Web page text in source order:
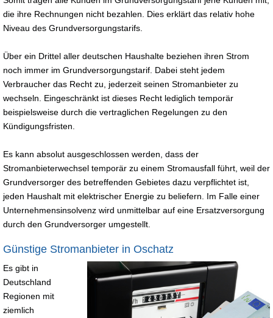
die ihre Rechnungen nicht bezahlen. Dies erklärt das relativ hohe
Niveau des Grundversorgungstarifs.
Über ein Drittel aller deutschen Haushalte beziehen ihren Strom
noch immer im Grundversorgungstarif. Dabei steht jedem
Verbraucher das Recht zu, jederzeit seinen Stromanbieter zu
wechseln. Eingeschränkt ist dieses Recht lediglich temporär
beispielsweise durch die vertraglichen Regelungen zu den
Kündigungsfristen.
Es kann absolut ausgeschlossen werden, dass der
Stromanbieterwechsel temporär zu einem Stromausfall führt, weil der
Grundversorger des betreffenden Gebietes dazu verpflichtet ist,
jeden Haushalt mit elektrischer Energie zu beliefern. Im Falle einer
Unternehmensinsolvenz wird unmittelbar auf eine Ersatzversorgung
durch den Grundversorger umgestellt.
Günstige Stromanbieter in Oschatz
Es gibt in
Deutschland
Regionen mit
ziemlich